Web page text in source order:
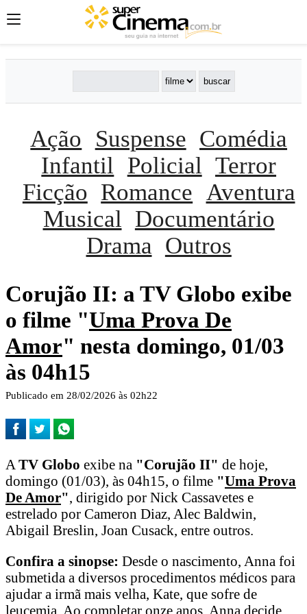
Ação Suspense Comédia
Infantil
Policial Terror
Ficção Romance Aventura
Musical
Documentário
Drama Outros
Corujão II: a TV Globo exibe
o filme "Uma Prova De
Amor" nesta domingo, 01/03
às 04h15
Publicado em 28/02/2026 às 02h22
A TV Globo exibe na "Corujão II" de hoje,
domingo (01/03), às 04h15, o filme "Uma Prova
De Amor", dirigido por Nick Cassavetes e
estrelado por Cameron Diaz, Alec Baldwin,
Abigail Breslin, Joan Cusack, entre outros.
Confira a sinopse: Desde o nascimento, Anna foi
submetida a diversos procedimentos médicos para
ajudar a irmã mais velha, Kate, que sofre de
leucemia. Ao completar onze anos, Anna decide